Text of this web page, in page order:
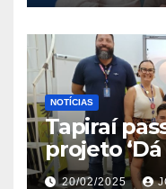
NOTÍCIAS
Tapiraí
projeto
Ribeira’ |
20/02/2025